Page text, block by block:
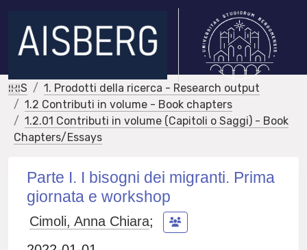
IRIS
1. Prodotti della ricerca - Research output
1.2 Contributi in volume - Book chapters
1.2.01 Contributi in volume (Capitoli o Saggi) - Book
Chapters/Essays
Parte I. I bisogni dei migranti. Prima
giornata e workshop
Cimoli, Anna Chiara;